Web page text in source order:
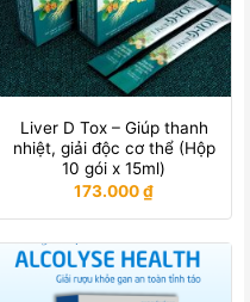
Liver D Tox – Giúp thanh
nhiệt, giải độc cơ thể (Hộp
10 gói x 15ml)
173.000₫